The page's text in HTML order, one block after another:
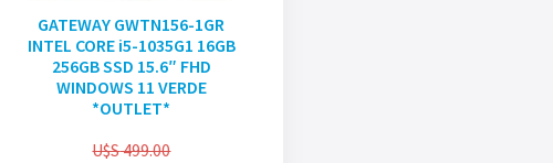
GATEWAY GWTN156-1GR
INTEL CORE i5-1035G1 16GB
256GB SSD 15.6″ FHD
WINDOWS 11 VERDE
*OUTLET*
U$S499.00